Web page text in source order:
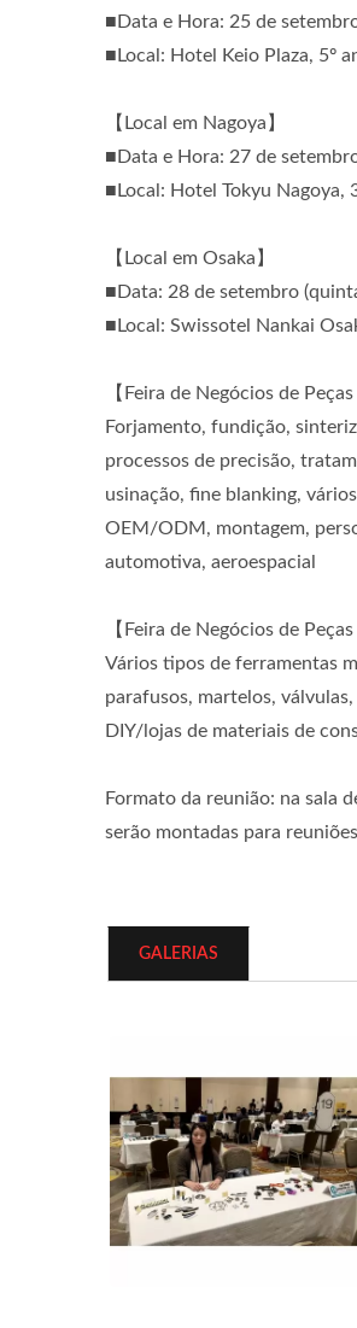
■Data e Hora: 25 de
■Local: Hotel Keio Plaza, 5º
【Local em Nagoya】
■Data e Hora: 27 de
■Local: Hotel Tokyu Nagoya,
【Local em Osaka】
■Data: 28 de setembro
■Local: Swissotel Nankai
【Feira de Negócios de
Forjamento, fundição,
processos de precisão,
usinação, fine blanking,
OEM/ODM, montagem,
automotiva, aeroespacial
【Feira de Negócios de
Vários tipos de ferramentas
parafusos, martelos,
DIY/lojas de materiais de
Formato da reunião: na sala
serão montadas para
GALERIAS